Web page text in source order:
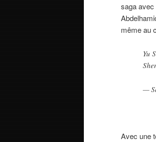
saga avec
même au
Yu
—
Avec une